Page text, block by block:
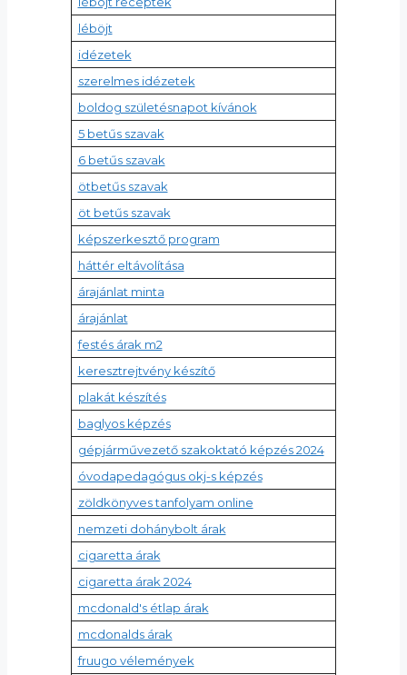
léböjt
idézetek
szerelmes idézetek
boldog születésnapot kívánok
5 betűs szavak
6 betűs szavak
ötbetűs szavak
öt betűs szavak
képszerkesztő program
háttér eltávolítása
árajánlat minta
árajánlat
festés árak m2
keresztrejtvény készítő
plakát készítés
baglyos képzés
gépjárművezető szakoktató képzés 2024
óvodapedagógus okj-s képzés
zöldkönyves tanfolyam online
nemzeti dohánybolt árak
cigaretta árak
cigaretta árak 2024
mcdonald's étlap árak
mcdonalds árak
fruugo vélemények